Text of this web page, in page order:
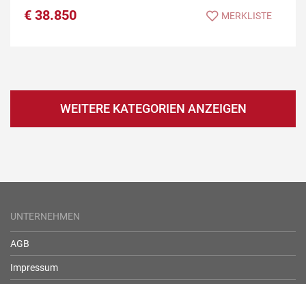
€ 38.850 MERKLISTE
WEITERE KATEGORIEN ANZEIGEN
UNTERNEHMEN
AGB
Impressum